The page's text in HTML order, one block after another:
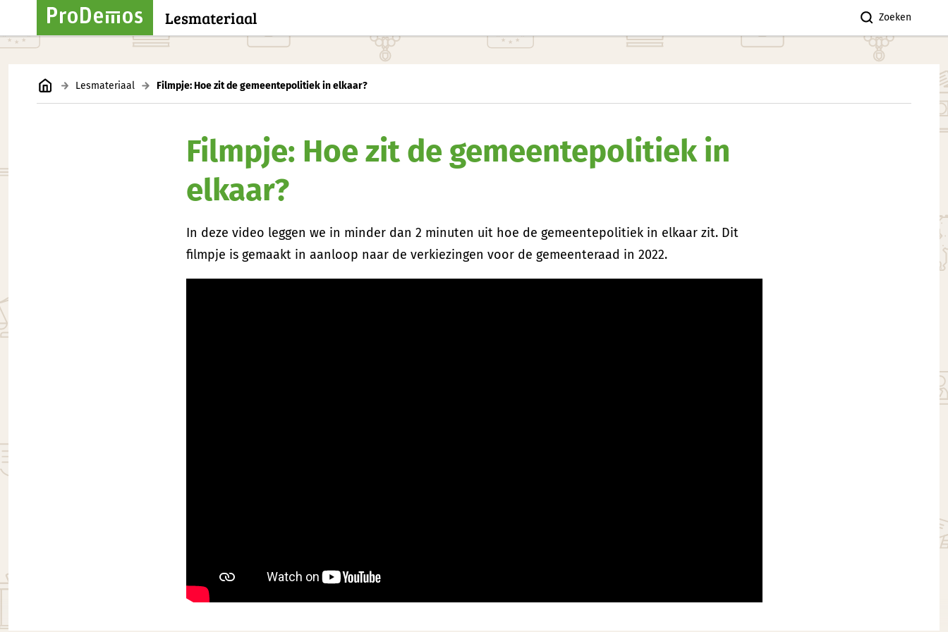
Lesmateriaal Zoeken
Lesmateriaal Filmpje: Hoe zit de gemeentepolitiek in elkaar?
Filmpje: Hoe zit de gemeentepolitiek in
elkaar?
In deze video leggen we in minder dan 2 minuten uit hoe de gemeentepolitiek in elkaar zit. Dit
filmpje is gemaakt in aanloop naar de verkiezingen voor de gemeenteraad in 2022.